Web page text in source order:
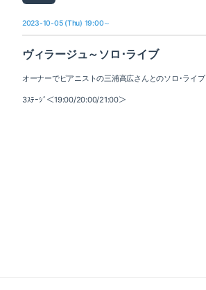
2023-10-05 (Thu) 19:00～
ヴィラージュ～ソロ･ライブ
オーナーでピアニストの三浦高広さんとのソロ･ライブ
3ｽﾃｰｼﾞ＜19:00/20:00/21:00＞